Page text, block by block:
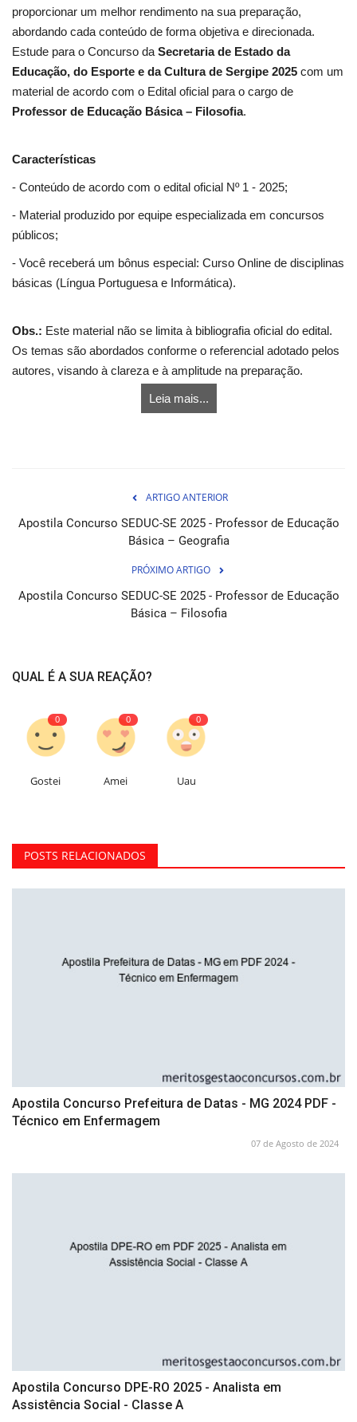
proporcionar um melhor rendimento na sua preparação,
abordando cada conteúdo de forma objetiva e direcionada.
Estude para o Concurso da Secretaria de Estado da
Educação, do Esporte e da Cultura de Sergipe 2025 com um
material de acordo com o Edital oficial para o cargo de
Professor de Educação Básica – Filosofia.
Características
- Conteúdo de acordo com o edital oficial Nº 1 - 2025;
- Material produzido por equipe especializada em concursos
públicos;
- Você receberá um bônus especial: Curso Online de disciplinas
básicas (Língua Portuguesa e Informática).
Obs.: Este material não se limita à bibliografia oficial do edital.
Os temas são abordados conforme o referencial adotado pelos
autores, visando à clareza e à amplitude na preparação.
Leia mais...
ARTIGO ANTERIOR
Apostila Concurso SEDUC-SE 2025 - Professor de Educação
Básica – Geografia
PRÓXIMO ARTIGO
Apostila Concurso SEDUC-SE 2025 - Professor de Educação
Básica – Filosofia
QUAL É A SUA REAÇÃO?
0
Gostei
0
Amei
0
Uau
POSTS RELACIONADOS
Apostila Concurso Prefeitura de Datas - MG 2024 PDF -
Técnico em Enfermagem
07 de Agosto de 2024
Apostila Concurso DPE-RO 2025 - Analista em
Assistência Social - Classe A